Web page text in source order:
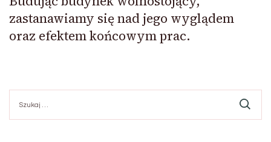
zastanawiamy się nad jego wyglądem
oraz efektem końcowym prac.